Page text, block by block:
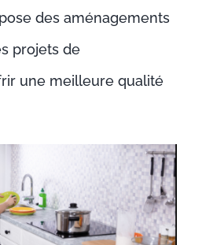
des aménagements
projets de
une meilleure qualité